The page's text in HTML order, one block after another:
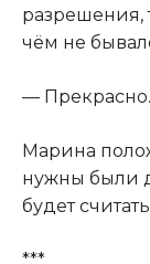
разрешения,
чём не
— Прекрасно.
Марина
нужны были
будет